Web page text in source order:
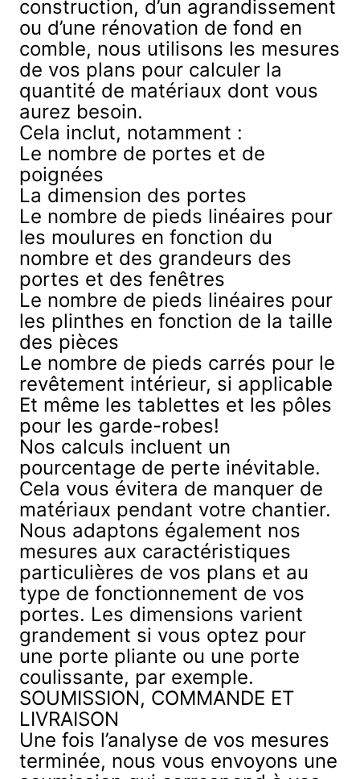
construction, d’un agrandissement
ou d’une rénovation de fond en
comble, nous utilisons les mesures
de vos plans pour calculer la
quantité de matériaux dont vous
aurez besoin.
Cela inclut, notamment :
Le nombre de portes et de
poignées
La dimension des portes
Le nombre de pieds linéaires pour
les moulures en fonction du
nombre et des grandeurs des
portes et des fenêtres
Le nombre de pieds linéaires pour
les plinthes en fonction de la taille
des pièces
Le nombre de pieds carrés pour le
revêtement intérieur, si applicable
Et même les tablettes et les pôles
pour les garde-robes!
Nos calculs incluent un
pourcentage de perte inévitable.
Cela vous évitera de manquer de
matériaux pendant votre chantier.
Nous adaptons également nos
mesures aux caractéristiques
particulières de vos plans et au
type de fonctionnement de vos
portes. Les dimensions varient
grandement si vous optez pour
une porte pliante ou une porte
coulissante, par exemple.
SOUMISSION, COMMANDE ET
LIVRAISON
Une fois l’analyse de vos mesures
terminée, nous vous envoyons une